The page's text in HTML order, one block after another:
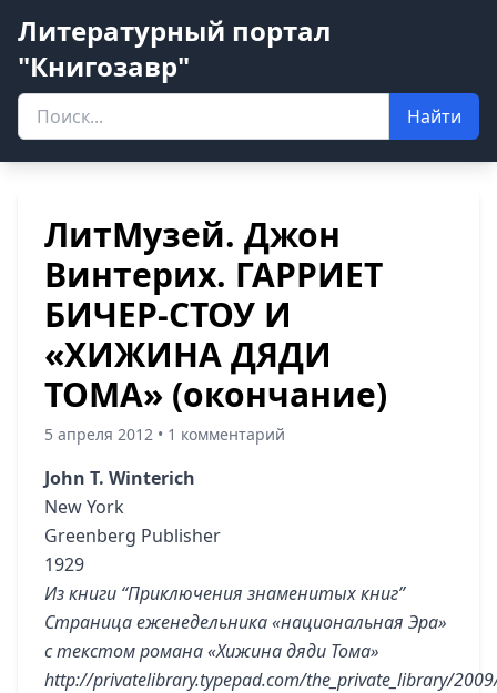
Литературный портал
"Книгозавр"
Найти
ЛитМузей. Джон
Винтерих. ГАРРИЕТ
БИЧЕР-СТОУ И
«ХИЖИНА ДЯДИ
ТОМА» (окончание)
5 апреля 2012 • 1 комментарий
John T. Winterich
New York
Greenberg Publisher
1929
Из книги “Приключения знаменитых книг”
Страница еженедельника «национальная Эра»
с текстом романа «Хижина дяди Тома»
http://privatelibrary.typepad.com/the_private_library/